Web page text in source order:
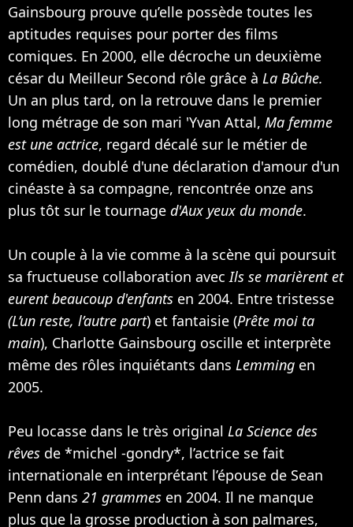
Gainsbourg prouve qu’elle possède toutes les
aptitudes requises pour porter des films
comiques. En 2000, elle décroche un deuxième
césar du Meilleur Second rôle grâce à La Bûche.
Un an plus tard, on la retrouve dans le premier
long métrage de son mari 'Yvan Attal, Ma femme
est une actrice, regard décalé sur le métier de
comédien, doublé d'une déclaration d'amour d'un
cinéaste à sa compagne, rencontrée onze ans
plus tôt sur le tournage d'Aux yeux du monde.
Un couple à la vie comme à la scène qui poursuit
sa fructueuse collaboration avecIls se marièrent et
eurent beaucoup d'enfants en 2004. Entre tristesse
(L’un reste, l’autre part) et fantaisie (Prête moi ta
main), Charlotte Gainsbourg oscille et interprète
même des rôles inquiétants dans Lemming en
2005.
Peu locasse dans le très original La Science des
rêves de *michel -gondry*, l’actrice se fait
internationale en interprétant l’épouse de Sean
Penn dans 21 grammes en 2004. Il ne manque
plus que la grosse production à son palmares,